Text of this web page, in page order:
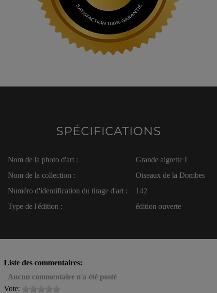
SPÉCIFICATIONS
Nom de la photo d'art :
Grande aigrette I
Nom de la collection :
Oiseaux de la Dombes
Numéro d'identification du tirage d'art :
142
Type de l'édition :
édition ouverte
Liste des commentaires:
Aucun commentaire n'a été posté
Vote: